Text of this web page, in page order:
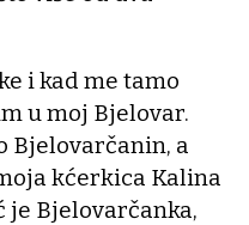
i kad me tamo
u moj Bjelovar.
Bjelovarčanin, a
kćerkica Kalina
je Bjelovarčanka,